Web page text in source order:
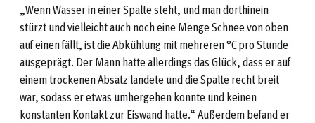
„Wenn Wasser in einer Spalte steht, und man dorthinein
stürzt und vielleicht auch noch eine Menge Schnee von oben
auf einen fällt, ist die Abkühlung mit mehreren °C pro Stunde
ausgeprägt. Der Mann hatte allerdings das Glück, dass er auf
einem trockenen Absatz landete und die Spalte recht breit
war, sodass er etwas umhergehen konnte und keinen
konstanten Kontakt zur Eiswand hatte.“ Außerdem befand er